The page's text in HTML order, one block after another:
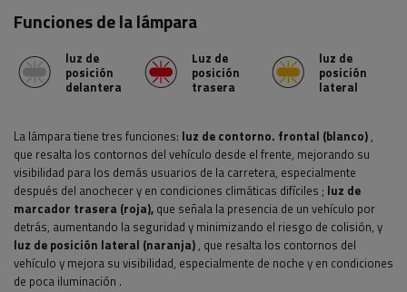
Funciones de la lámpara
luz de
posición
delantera
Luz de
posición
trasera
luz de
posición
lateral
La lámpara tiene tres funciones: luz de contorno. frontal (blanco),
que resalta los contornos del vehículo desde el frente, mejorando su
visibilidad para los demás usuarios de la carretera, especialmente
después del anochecer y en condiciones climáticas difíciles ; luz de
marcador trasera (roja), que señala la presencia de un vehículo por
detrás, aumentando la seguridad y minimizando el riesgo de colisión, y
luz de posición lateral (naranja), que resalta los contornos del
vehículo y mejora su visibilidad, especialmente de noche y en condiciones
de poca iluminación .